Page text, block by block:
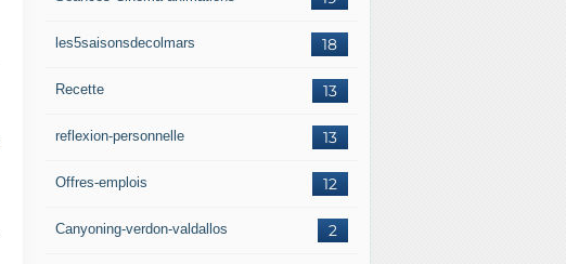
18
les5saisonsdecolmars
13
Recette
13
reflexion-personnelle
12
Offres-emplois
2
Canyoning-verdon-valdallos